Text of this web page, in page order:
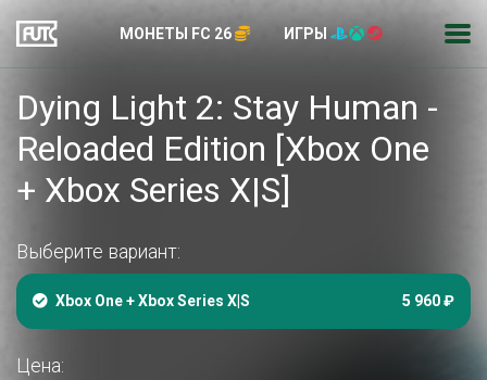
МОНЕТЫ FC 26 ИГРЫ
Dying Light 2: Stay Human -
Reloaded Edition [Xbox One
+ Xbox Series X|S]
Выберите вариант:
Xbox One + Xbox Series X|S 5 960 ₽
Цена: